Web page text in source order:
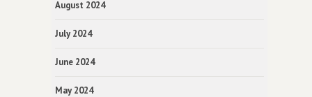
August 2024
July 2024
June 2024
May 2024